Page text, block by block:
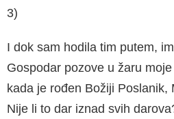
3)
I dok sam hodila tim putem,
Gospodar pozove u žaru
kada je rođen Božiji Poslanik,
Nije li to dar iznad svih